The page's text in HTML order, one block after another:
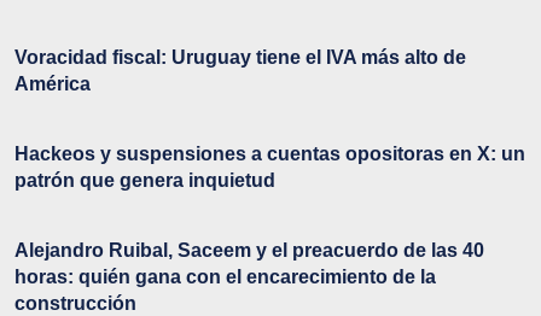
Voracidad fiscal: Uruguay tiene el IVA más alto de
América
Hackeos y suspensiones a cuentas opositoras en X: un
patrón que genera inquietud
Alejandro Ruibal, Saceem y el preacuerdo de las 40
horas: quién gana con el encarecimiento de la
construcción